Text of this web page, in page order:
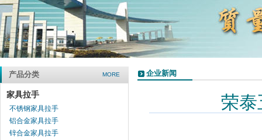
产品分类 MORE
家具拉手
不锈钢家具拉手
铝合金家具拉手
锌合金家具拉手
企业新闻
荣泰